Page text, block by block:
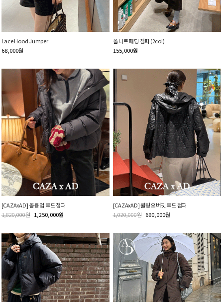
Lace Hood Jumper
68,000원
폴 니트 패딩 점퍼 (2col)
155,000원
[CAZAxAD] 볼륨 업 후드 점퍼
1,820,000원 1,250,000원
[CAZAxAD] 퀼팅 오버핏 후드 점퍼
1,020,000원 690,000원